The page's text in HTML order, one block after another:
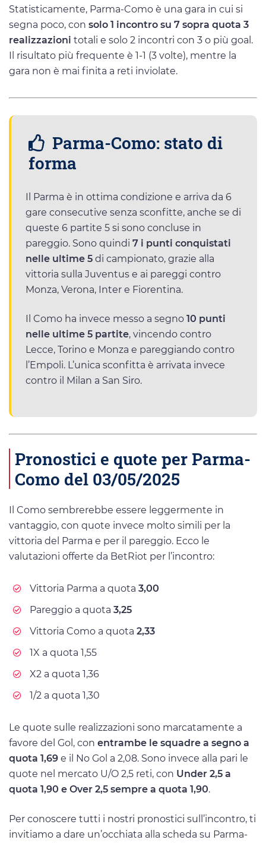
Statisticamente, Parma-Como è una gara in cui si
segna poco, con solo 1 incontro su 7 sopra quota 3
realizzazioni totali e solo 2 incontri con 3 o più goal.
Il risultato più frequente è 1-1 (3 volte), mentre la
gara non è mai finita a reti inviolate.
Parma-Como: stato di
forma
Il Parma è in ottima condizione e arriva da 6
gare consecutive senza sconfitte, anche se di
queste 6 partite 5 si sono concluse in
pareggio. Sono quindi 7 i punti conquistati
nelle ultime 5 di campionato, grazie alla
vittoria sulla Juventus e ai pareggi contro
Monza, Verona, Inter e Fiorentina.
Il Como ha invece messo a segno 10 punti
nelle ultime 5 partite, vincendo contro
Lecce, Torino e Monza e pareggiando contro
l’Empoli. L’unica sconfitta è arrivata invece
contro il Milan a San Siro.
Pronostici e quote per Parma-
Como del 03/05/2025
Il Como sembrerebbe essere leggermente in
vantaggio, con quote invece molto simili per la
vittoria del Parma e per il pareggio. Ecco le
valutazioni offerte da BetRiot per l’incontro:
Vittoria Parma a quota 3,00
Pareggio a quota 3,25
Vittoria Como a quota 2,33
1X a quota 1,55
X2 a quota 1,36
1/2 a quota 1,30
Le quote sulle realizzazioni sono marcatamente a
favore del Gol, con entrambe le squadre a segno a
quota 1,69 e il No Gol a 2,08. Sono invece alla pari le
quote nel mercato U/O 2,5 reti, con Under 2,5 a
quota 1,90 e Over 2,5 sempre a quota 1,90.
Per conoscere tutti i nostri pronostici sull’incontro, ti
invitiamo a dare un’occhiata alla scheda su Parma-